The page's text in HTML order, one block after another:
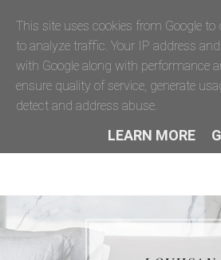
This site uses cookies from Google to
to analyze traffic. Your IP address
with Google along with performance
ensure quality of service, generate
detect and address abuse.
LEARN MORE